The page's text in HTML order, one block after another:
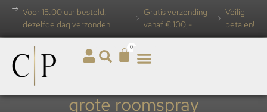
Voor 15.00 uur besteld,
dezelfde dag verzonden
Gratis verzending
vanaf € 100,-
Veilig
betalen!
0
grote roomspray